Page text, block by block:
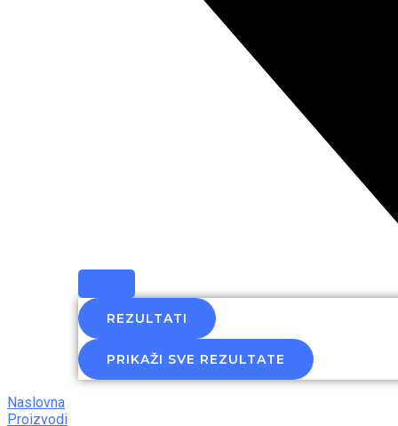
REZULTATI
PRIKAŽI SVE REZULTATE
Naslovna
Proizvodi